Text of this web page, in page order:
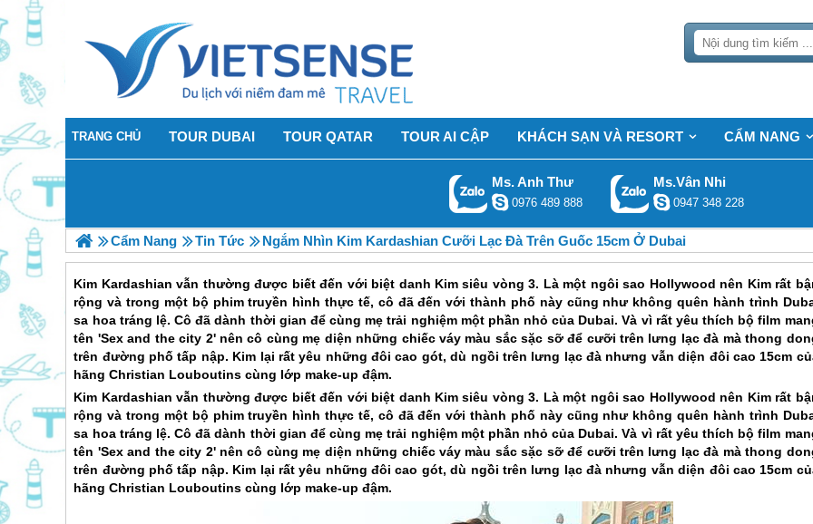
TRANG CHỦ TOUR DUBAI TOUR QATAR TOUR AI CẬP KHÁCH SẠN VÀ RESORT CẨM NANG
Ms. Anh Thư
0976 489 888
Ms.Vân Nhi
0947 348 228
Cẩm Nang Tin Tức Ngắm Nhìn Kim Kardashian Cưỡi Lạc Đà Trên Guốc 15cm Ở Dubai
Kim Kardashian vẫn thường được biết đến với biệt danh Kim siêu vòng 3. Là một ngôi sao Hollywood nên Kim rất
rộng và trong một bộ phim truyền hình thực tế, cô đã đến với thành phố này cũng như không quên hành trình
sa hoa tráng lệ. Cô đã dành thời gian để cùng mẹ trải nghiệm một phần nhỏ của Dubai. Và vì rất yêu thích bộ film
tên 'Sex and the city 2' nên cô cùng mẹ diện những chiếc váy màu sắc sặc sỡ để cưỡi trên lưng lạc đà mà thong
trên đường phố tấp nập. Kim lại rất yêu những đôi cao gót, dù ngồi trên lưng lạc đà nhưng vẫn diện đôi cao 15cm
hãng Christian Louboutins cùng lớp make-up đậm.
Kim Kardashian vẫn thường được biết đến với biệt danh Kim siêu vòng 3. Là một ngôi sao Hollywood nên Kim rất
rộng và trong một bộ phim truyền hình thực tế, cô đã đến với thành phố này cũng như không quên hành trình
sa hoa tráng lệ. Cô đã dành thời gian để cùng mẹ trải nghiệm một phần nhỏ của Dubai. Và vì rất yêu thích bộ film
tên 'Sex and the city 2' nên cô cùng mẹ diện những chiếc váy màu sắc sặc sỡ để cưỡi trên lưng lạc đà mà thong
trên đường phố tấp nập. Kim lại rất yêu những đôi cao gót, dù ngồi trên lưng lạc đà nhưng vẫn diện đôi cao 15cm
hãng Christian Louboutins cùng lớp make-up đậm.